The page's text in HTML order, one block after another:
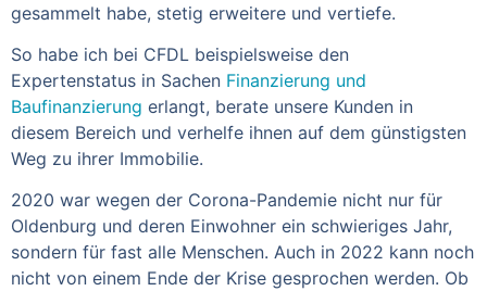
gesammelt habe, stetig erweitere und vertiefe.
So habe ich bei CFDL beispielsweise den
Expertenstatus in Sachen Finanzierung und
Baufinanzierung erlangt, berate unsere Kunden in
diesem Bereich und verhelfe ihnen auf dem günstigsten
Weg zu ihrer Immobilie.
2020 war wegen der Corona-Pandemie nicht nur für
Oldenburg und deren Einwohner ein schwieriges Jahr,
sondern für fast alle Menschen. Auch in 2022 kann noch
nicht von einem Ende der Krise gesprochen werden. Ob